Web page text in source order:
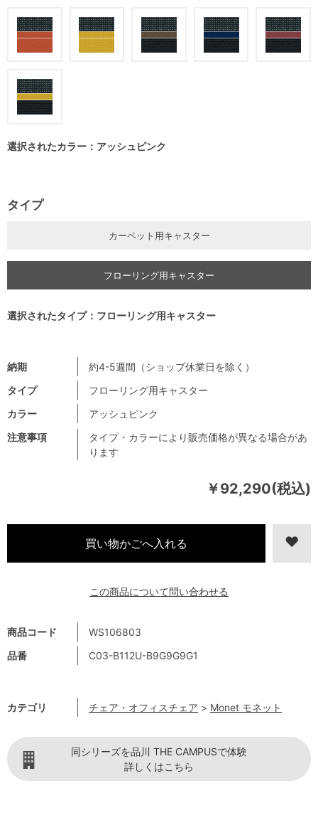
￥92,290(税込)
商品コード
WS106803
品番
C03-B112U-B9G9G9G1
カテゴリ チェア・オフィスチェア > Monet モネット
注意事項
タイプ・カラーにより販売価格が異なる場合があ
ります
納期
約4-5週間（ショップ休業日を除く）
タイプ
フローリング用キャスター
カラー
アッシュピンク
選択されたカラー：アッシュピンク
タイプ
カーペット用キャスター
フローリング用キャスター
選択されたタイプ：フローリング用キャスター
この商品について問い合わせる
同シリーズを品川 THE CAMPUSで体験
詳しくはこちら